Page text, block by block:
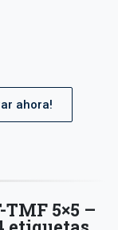
ahora!
5×5 –